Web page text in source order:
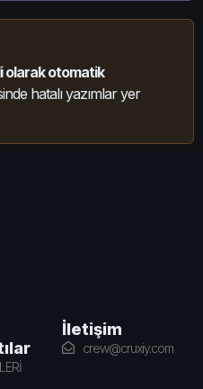
olarak otomatik
hatalı yazımlar yer
İletişim
crew@cruxiy.com